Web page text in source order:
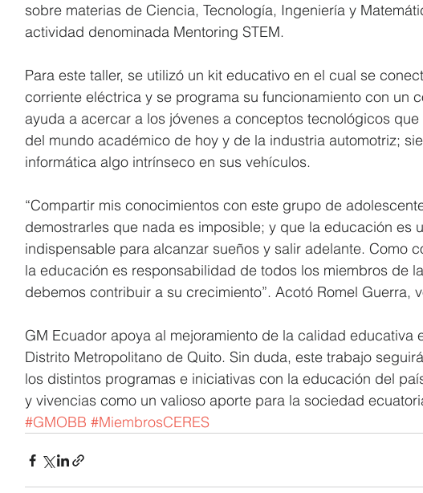
sobre materias de Ciencia, Tecnología, Ingeniería y
actividad denominada Mentoring STEM.
Para este taller, se utilizó un kit educativo en el cual se
corriente eléctrica y se programa su funcionamiento con un
ayuda a acercar a los jóvenes a conceptos tecnológicos
del mundo académico de hoy y de la industria automotriz;
informática algo intrínseco en sus vehículos.
“Compartir mis conocimientos con este grupo de
demostrarles que nada es imposible; y que la educación es
indispensable para alcanzar sueños y salir adelante. Como
la educación es responsabilidad de todos los miembros de
debemos contribuir a su crecimiento”. Acotó Romel Guerra,
GM Ecuador apoya al mejoramiento de la calidad educativa
Distrito Metropolitano de Quito. Sin duda, este trabajo
los distintos programas e iniciativas con la educación del
y vivencias como un valioso aporte para la sociedad
#GMOBB #MiembrosCERES